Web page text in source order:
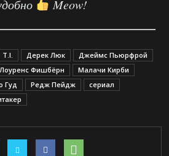
Meow!
T.I. Дерек Люк
Джеймс Пьюрфрой
Лоуренс Фишбёрн
Малачи Кирби
Гуд Редж Пейдж
сериал